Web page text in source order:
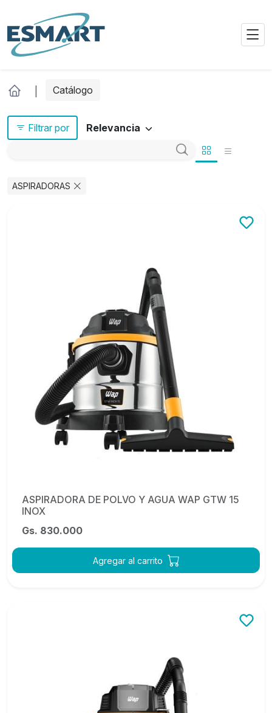
Catálogo
Filtrar por Relevancia
ASPIRADORAS
ASPIRADORA DE POLVO Y AGUA WAP GTW 15
INOX
Gs. 830.000
Agregar al carrito